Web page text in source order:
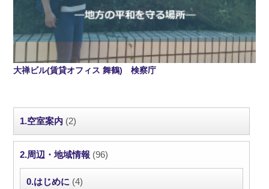
大禅ビル(賃貸オフィス 舞鶴) 検察庁
1.空室案内 (2)
2.周辺・地域情報 (96)
0.はじめに (4)